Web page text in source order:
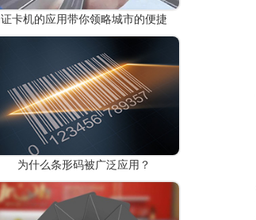
证卡机的应用带你领略城市的便捷
为什么条形码被广泛应用？